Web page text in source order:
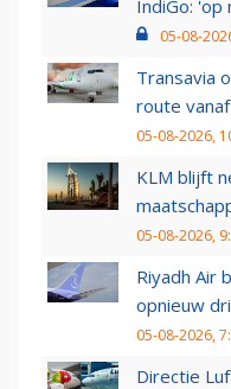
IndiGo: 'op
05-08-
Transavia
route
05-08-2026,
KLM blijft
05-08-2026,
Riyadh Air
opnieuw
05-08-2026,
Directie